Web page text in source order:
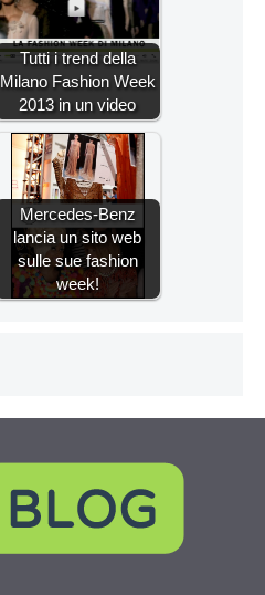
Tutti i trend della
Milano Fashion Week
2013 in un video
Mercedes-Benz
lancia un sito web
sulle sue fashion
week!